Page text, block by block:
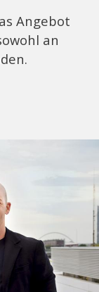
Angebot
an